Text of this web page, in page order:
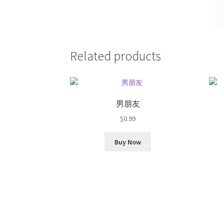
Related products
男朋友
$0.99
Buy Now